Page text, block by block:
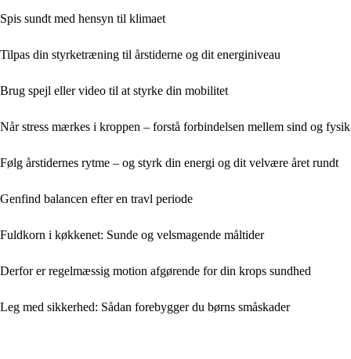
Spis sundt med hensyn til klimaet
Tilpas din styrketræning til årstiderne og dit energiniveau
Brug spejl eller video til at styrke din mobilitet
Når stress mærkes i kroppen – forstå forbindelsen mellem sind og fysik
Følg årstidernes rytme – og styrk din energi og dit velvære året rundt
Genfind balancen efter en travl periode
Fuldkorn i køkkenet: Sunde og velsmagende måltider
Derfor er regelmæssig motion afgørende for din krops sundhed
Leg med sikkerhed: Sådan forebygger du børns småskader